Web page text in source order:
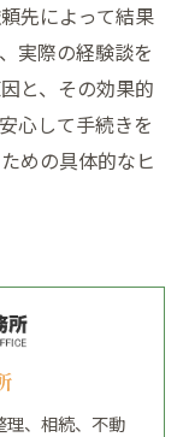
先によって結果
実際の経験談を
と、その効果的
心して手続きを
めの具体的なヒ
理、相続、不動